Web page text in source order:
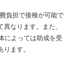
負担で接種が可能で
なります。また、
によっては助成を受
ます。